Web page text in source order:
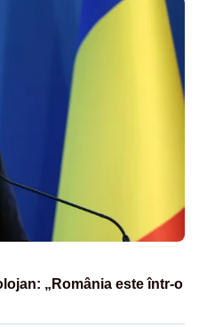
„România este într-o